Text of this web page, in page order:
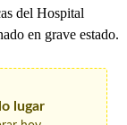
del Hospital
en grave estado.
lugar